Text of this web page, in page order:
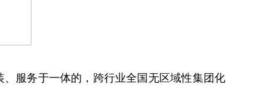
服务于一体的，跨行业全国无区域性集团化